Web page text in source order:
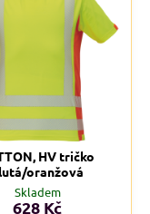
HV tričko
oranžová
Skladem
628 Kč